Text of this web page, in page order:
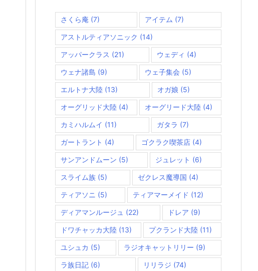
さくら庵 (7) アイテム (7)
アストルティアソニック (14)
アッパークラス (21) ウェディ (4)
ウェナ諸島 (9) ウェ子集会 (5)
エルトナ大陸 (13) オガ娘 (5)
オーグリッド大陸 (4) オーグリード大陸 (4)
カミハルムイ (11) ガタラ (7)
ガートラント (4) ゴクラク喫茶店 (4)
サンアンドムーン (5) ジュレット (6)
スライム族 (5) ゼクレス魔導国 (4)
ティアソニ (5) ティアマーメイド (12)
ディアマンルージュ (22) ドレア (9)
ドワチャッカ大陸 (13) プクランド大陸 (11)
ユシュカ (5) ラジオキャットリリー (9)
ラ族日記 (6) リリラジ (74)